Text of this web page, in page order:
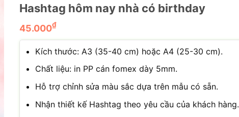
Hashtag hôm nay nhà có birthday
45.000₫
Kích thước: A3 (35-40 cm) hoặc A4 (25-30 cm).
Chất liệu: in PP cán fomex dày 5mm.
Hỗ trợ chỉnh sửa màu sắc dựa trên mẫu có sẵn.
Nhận thiết kế Hashtag theo yêu cầu của khách hàng.